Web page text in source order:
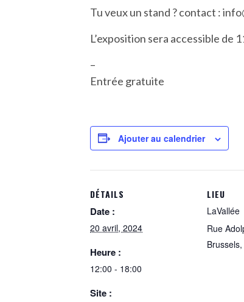
Tu veux un stand ? contact :
L’exposition sera accessible de
–
Entrée gratuite
Ajouter au calendrier
DÉTAILS
Date :
20 avril, 2024
Heure :
12:00 - 18:00
Site :
LIEU
LaVallée
Rue
Brussels,